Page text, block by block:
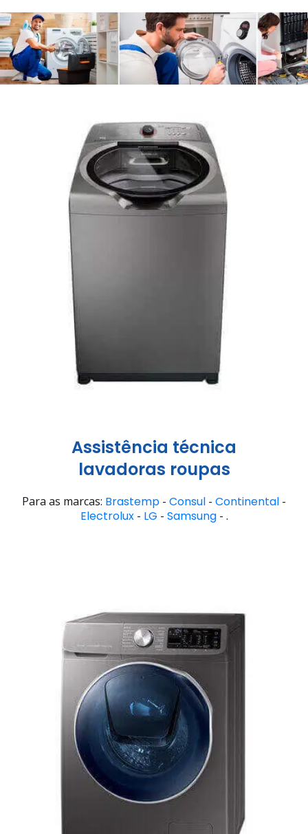
Assistência técnica
lavadoras roupas
Para as marcas: Brastemp - Consul - Continental -
Electrolux- LG - Samsung- .